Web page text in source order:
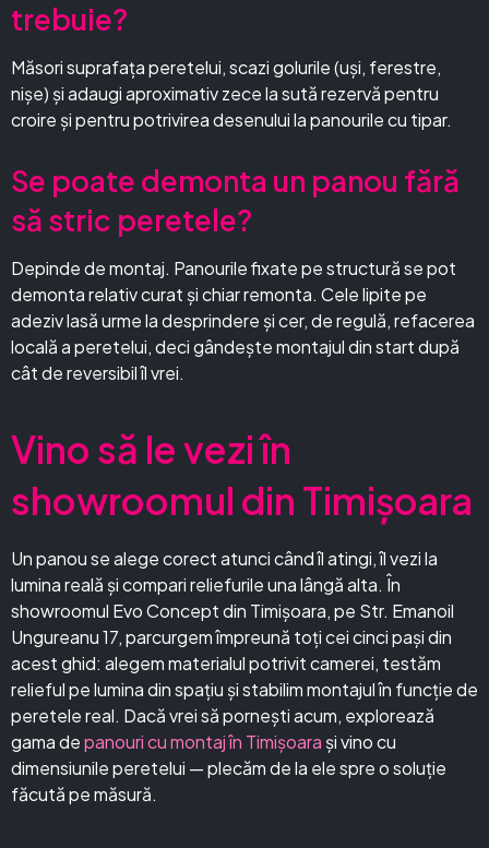
trebuie?
Măsori suprafața peretelui, scazi golurile (uși, ferestre,
nișe) și adaugi aproximativ zece la sută rezervă pentru
croire și pentru potrivirea desenului la panourile cu tipar.
Se poate demonta un panou fără
să stric peretele?
Depinde de montaj. Panourile fixate pe structură se pot
demonta relativ curat și chiar remonta. Cele lipite pe
adeziv lasă urme la desprindere și cer, de regulă, refacerea
locală a peretelui, deci gândește montajul din start după
cât de reversibil îl vrei.
Vino să le vezi în
showroomul din Timișoara
Un panou se alege corect atunci când îl atingi, îl vezi la
lumina reală și compari reliefurile una lângă alta. În
showroomul Evo Concept din Timișoara, pe Str. Emanoil
Ungureanu 17, parcurgem împreună toți cei cinci pași din
acest ghid: alegem materialul potrivit camerei, testăm
relieful pe lumina din spațiu și stabilim montajul în funcție de
peretele real. Dacă vrei să pornești acum, explorează
gama depanouri cu montaj în Timișoara și vino cu
dimensiunile peretelui — plecăm de la ele spre o soluție
făcută pe măsură.